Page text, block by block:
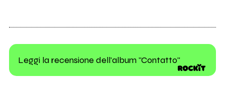
Leggi la recensione dell'album "Contatto"